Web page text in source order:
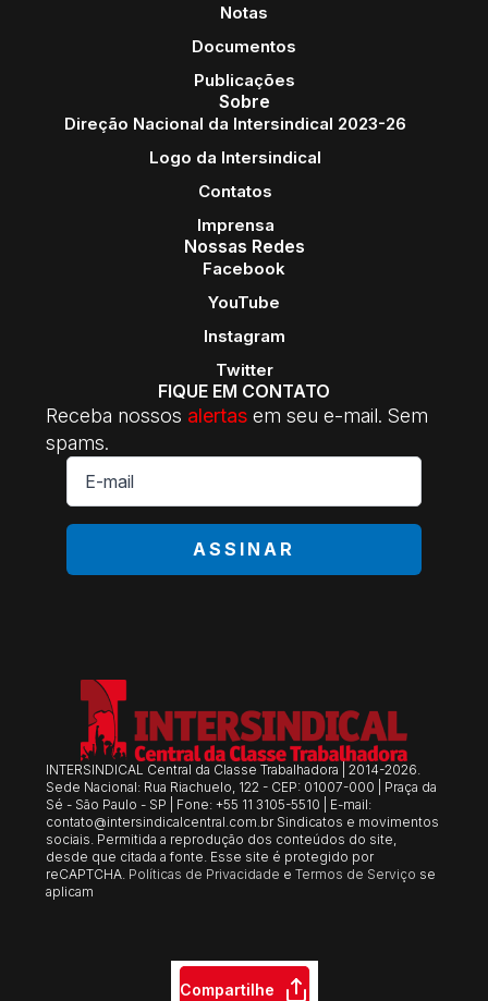
Compartilhe
Notas
Documentos
Publicações
Sobre
Direção Nacional da Intersindical 2023-26
Logo da Intersindical
Contatos
Imprensa
Nossas Redes
Facebook
YouTube
Instagram
Twitter
FIQUE EM CONTATO
Receba nossos alertas em seu e-mail. Sem
spams.
E-
mail
ASSINAR
INTERSINDICAL Central da Classe Trabalhadora | 2014-2026.
Sede Nacional: Rua Riachuelo, 122 - CEP: 01007-000 | Praça da
Sé - São Paulo - SP | Fone: +55 11 3105-5510 | E-mail:
contato@intersindicalcentral.com.br Sindicatos e movimentos
sociais. Permitida a reprodução dos conteúdos do site,
desde que citada a fonte. Esse site é protegido por
reCAPTCHA. Políticas de Privacidade eTermos de Serviço se
aplicam